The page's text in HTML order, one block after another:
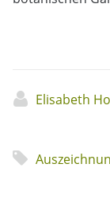
Elisabeth